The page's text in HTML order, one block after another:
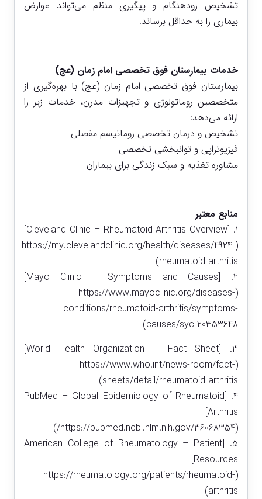
تشخیص زودهنگام و پیگیری منظم می‌تواند عوارض
بیماری را به حداقل برساند.
خدمات بیمارستان فوق تخصصی امام زمان (عج)
بیمارستان فوق تخصصی امام زمان (عج) با بهره‌گیری از
متخصصین روماتولوژی و تجهیزات مدرن، خدمات زیر را
ارائه می‌دهد:
تشخیص و درمان تخصصی روماتیسم مفصلی
فیزیوتراپی و توانبخشی تخصصی
مشاوره تغذیه و سبک زندگی برای بیماران
منابع معتبر
1. [Cleveland Clinic – Rheumatoid Arthritis Overview]
(https://my.clevelandclinic.org/health/diseases/4924-
rheumatoid-arthritis)
2. [Mayo Clinic – Symptoms and Causes]
(https://www.mayoclinic.org/diseases-
conditions/rheumatoid-arthritis/symptoms-
causes/syc-20353648)
3. [World Health Organization – Fact Sheet]
(https://www.who.int/news-room/fact-
sheets/detail/rheumatoid-arthritis)
4. [PubMed – Global Epidemiology of Rheumatoid
Arthritis]
(https://pubmed.ncbi.nlm.nih.gov/36068354/)
5. [American College of Rheumatology – Patient
Resources]
(https://rheumatology.org/patients/rheumatoid-
arthritis)